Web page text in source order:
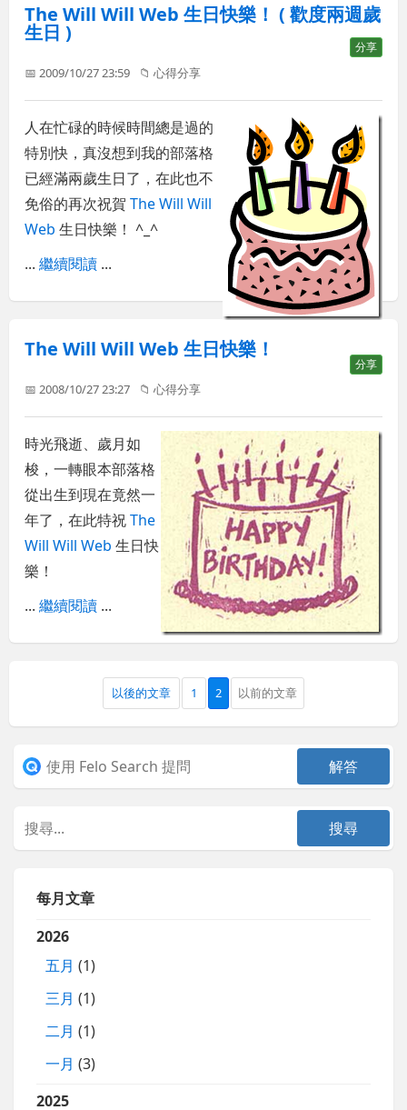
The Will Will Web 生日快樂！ ( 歡度兩週歲
生日 )
分享
📅 2009/10/27 23:59 📁心得分享
人在忙碌的時候時間總是過的
特別快，真沒想到我的部落格
已經滿兩歲生日了，在此也不
免俗的再次祝賀The Will Will
Web 生日快樂！ ^_^
...繼續閱讀 ...
The Will Will Web 生日快樂！
分享
📅 2008/10/27 23:27 📁心得分享
時光飛逝、歲月如
梭，一轉眼本部落格
從出生到現在竟然一
年了，在此特祝The
Will Will Web 生日快
樂！
...繼續閱讀 ...
以後的文章 1 2 以前的文章
每月文章
2026
五月 (1)
三月 (1)
二月 (1)
一月 (3)
2025